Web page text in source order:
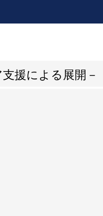
援による展開－